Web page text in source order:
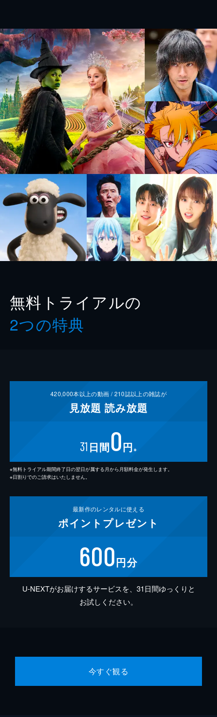
無料トライアルの
2つの特典
420,000本以上の動画 /210誌以上の雑誌が
見放題 読み放題
31 日間0円 ※
※無料トライアル期間終了日の翌日が属する月から月額料金が発生します。
※日割りでのご請求はいたしません。
最新作のレンタルに使える
ポイント プレゼント
600円分
U-NEXTがお届けするサービスを、31日間ゆっくりと
お試しください。
今すぐ観る